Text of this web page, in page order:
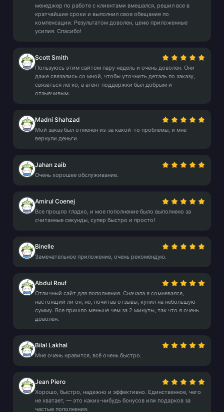
менеджер по работе с клиентами вмешался, решил все в
кратчайшие сроки и выполнил свое обещание по
компенсации. Результатом доволен, ценю приложенные
усилия. Спасибо!
Scott Smith
Пользуюсь этим сайтом пару недель и очень доволен. Они
даже связались со мной, чтобы уточнить деталь по заказу,
связаться легко, а агент поддержки был добрым и
отзывчивым.
Madni Shahzad
Мой заказ был отменен из-за какой-то проблемы, и мне
вернули деньги.
Jahan zaib
Очень хорошее обслуживание.
Amirul Coenej
Все прошло гладко, и мое пополнение было выполнено за
считанные секунды, супер быстро и просто!
Binelle
Замечательное приложение, очень рекомендую.
Abdul Rouf
Отличный сайт для пополнения. Сначала я сомневался,
настоящий ли он, но, почитав отзывы, купил на небольшую
сумму. Все пришло меньше чем за 2 минуты, так что я очень
доволен.
Bilal Lakhal
Мне очень нравится, всё очень быстро.
Jean Piero
Хорошо, быстро, надежно и эффективно. Единственное, чего
не хватает, — это каких-нибудь бонусов или подарков за
частые пополнения.